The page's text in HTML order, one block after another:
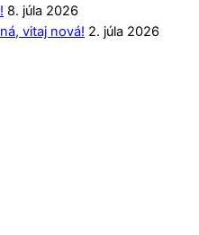
8. júla 2026
vitaj nová! 2. júla 2026